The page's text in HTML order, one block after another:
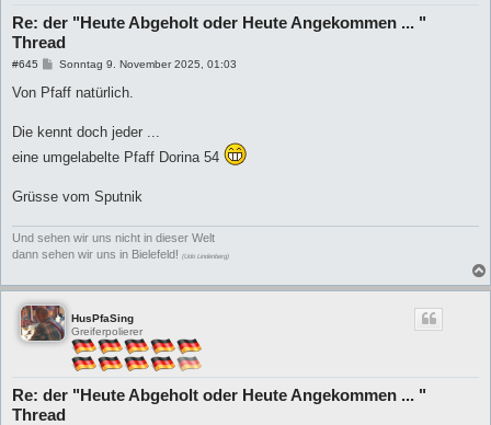
Re: der "Heute Abgeholt oder Heute Angekommen ... "
Thread
#645
B
i
a
Sonntag 9. November 2025, 01:03
Von Pfaff natürlich.
Die kennt doch jeder ...
eine umgelabelte Pfaff Dorina 54
Grüsse vom Sputnik
Und sehen wir uns nicht in dieser Welt
dann sehen wir uns in Bielefeld!
(Udo Lindenberg)
HusPfaSing
Greiferpolierer
Re: der "Heute Abgeholt oder Heute Angekommen ... "
Thread